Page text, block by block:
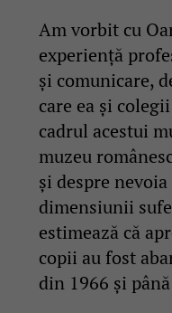
Am vorbit cu
experiență
și comunicare,
care ea și
cadrul acestui
muzeu
și despre
dimensiunii
estimează că
copii au fost
din 1966 și